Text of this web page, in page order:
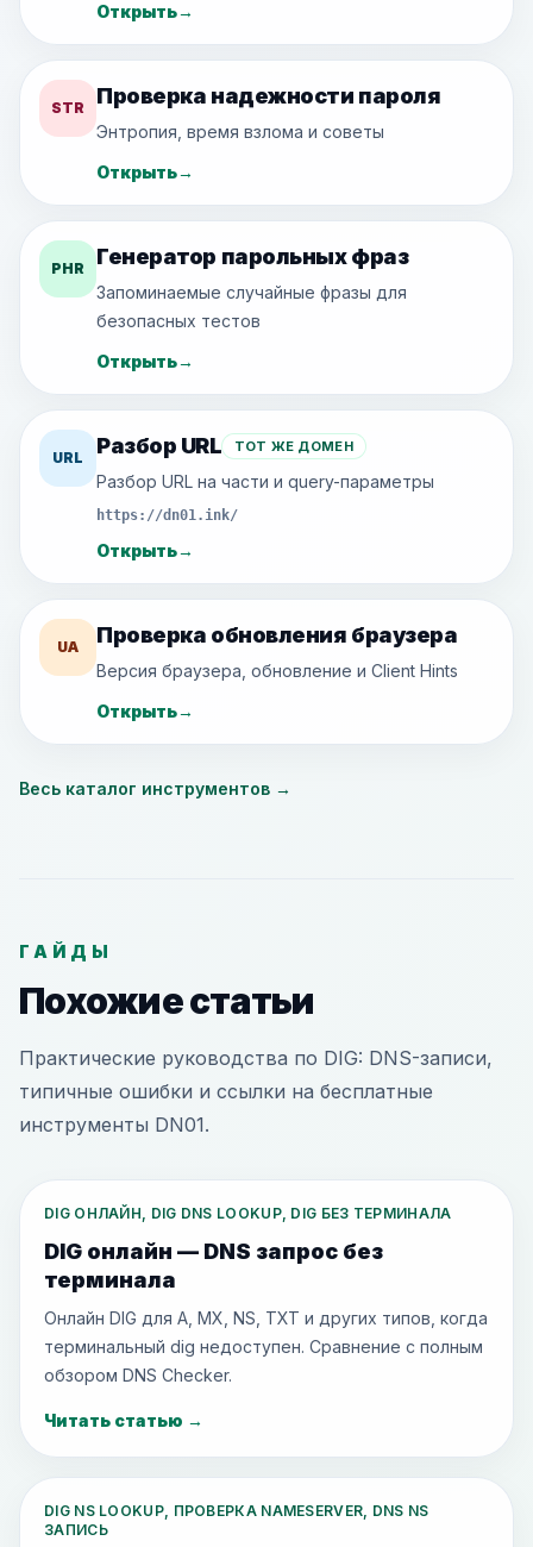
Открыть→
STR Проверка надежности пароля
Энтропия, время взлома и советы
Открыть→
PHR Генератор парольных фраз
Запоминаемые случайные фразы для
безопасных тестов
Открыть→
URL Разбор URL ТОТ ЖЕ ДОМЕН
Разбор URL на части и query-параметры
https://dn01.ink/
Открыть→
UA Проверка обновления браузера
Версия браузера, обновление и Client Hints
Открыть→
Весь каталог инструментов →
ГАЙДЫ
Похожие статьи
Практические руководства по DIG: DNS-записи,
типичные ошибки и ссылки на бесплатные
инструменты DN01.
DIG ОНЛАЙН, DIG DNS LOOKUP, DIG БЕЗ ТЕРМИНАЛА
DIG онлайн — DNS запрос без
терминала
Онлайн DIG для A, MX, NS, TXT и других типов, когда
терминальный dig недоступен. Сравнение с полным
обзором DNS Checker.
Читать статью →
DIG NS LOOKUP, ПРОВЕРКА NAMESERVER, DNS NS
ЗАПИСЬ